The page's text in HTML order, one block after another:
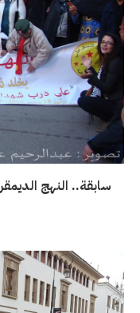
سابقة.. النهج